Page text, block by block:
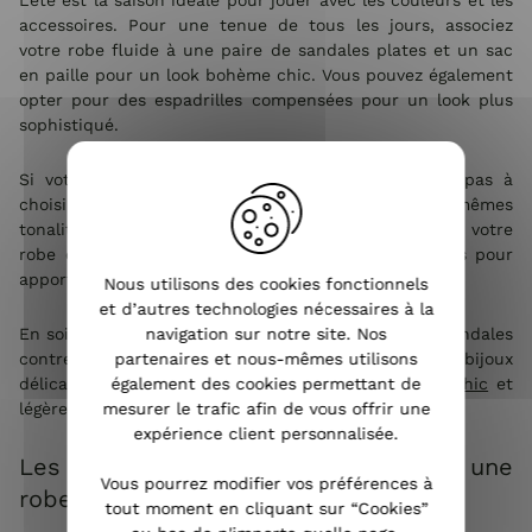
accessoires. Pour une tenue de tous les jours, associez
votre robe fluide à une paire de sandales plates et un sac
en paille pour un look bohème chic. Vous pouvez également
opter pour des espadrilles compensées pour un look plus
sophistiqué.
Si votre robe est agrémentée de motifs, n'hésitez pas à
choisir des
accessoires femme pas cher
dans les mêmes
tonalités pour un look harmonieux. Si au contraire votre
robe est unie, jouez avec les accessoires contrastés pour
apporter du peps à votre tenue.
En soirée, pour une occasion spéciale, troquez vos sandales
contre une paire de talons et ajoutez quelques bijoux
délicats. Une petite pochette et uneveste femme chic et
légère compléteront parfaitement votre tenue.
Les occasions idéales pour porter une
robe fluide
Nous utilisons des cookies fonctionnels
et d’autres technologies nécessaires à la
navigation sur notre site. Nos
partenaires et nous-mêmes utilisons
également des cookies permettant de
mesurer le trafic afin de vous offrir une
expérience client personnalisée.
Vous pourrez modifier vos préférences à
tout moment en cliquant sur “Cookies”